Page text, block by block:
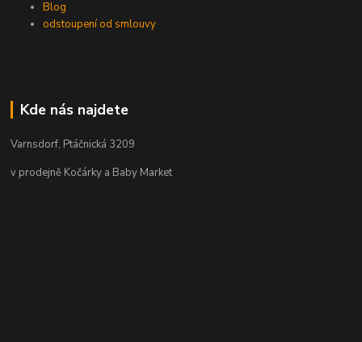
Blog
odstoupení od smlouvy
Kde nás najdete
Varnsdorf, Ptáčnická 3209
v prodejně Kočárky a Baby Market